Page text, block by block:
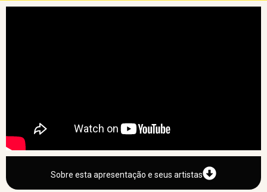
Sobre esta apresentação e seus artistas